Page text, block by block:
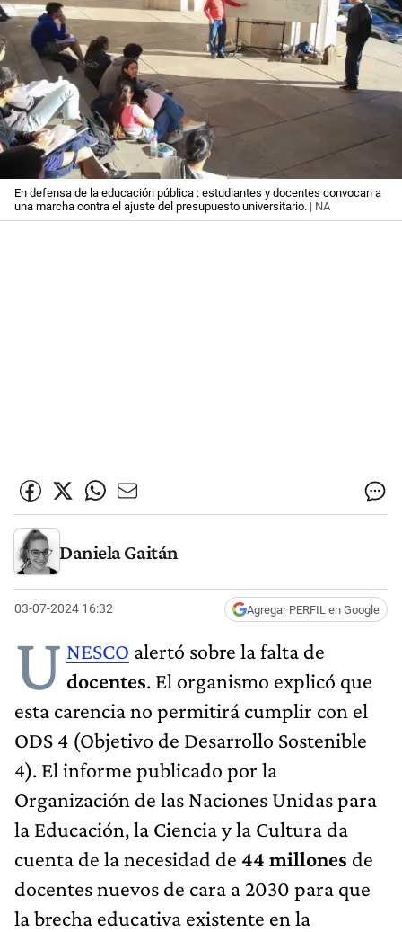
En defensa de la educación pública : estudiantes y docentes convocan a
una marcha contra el ajuste del presupuesto universitario. | NA
Daniela Gaitán
03-07-2024 16:32 Agregar PERFIL en Google
U NESCO alertó sobre la falta de
docentes. El organismo explicó que
esta carencia no permitirá cumplir con el
ODS 4 (Objetivo de Desarrollo Sostenible
4). El informe publicado por la
Organización de las Naciones Unidas para
la Educación, la Ciencia y la Cultura da
cuenta de la necesidad de 44 millones de
docentes nuevos de cara a 2030 para que
la brecha educativa existente en la